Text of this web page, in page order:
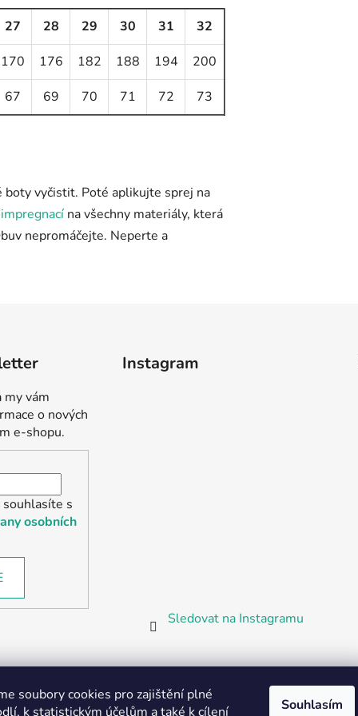
soubory cookies pro zajištění plné
k statistickým účelům a také k cílení
Souhlasím
27 28 29 30 31
32
170 176 182 188 194
200
67 69 70 71 72 73
boty vyčistit. Poté aplikujte sprej na
impregnací na všechny materiály, která
nepromáčejte. Neperte a
vám
o nových
e-shopu.
s
osobních
Instagram
Sledovat na Instagramu